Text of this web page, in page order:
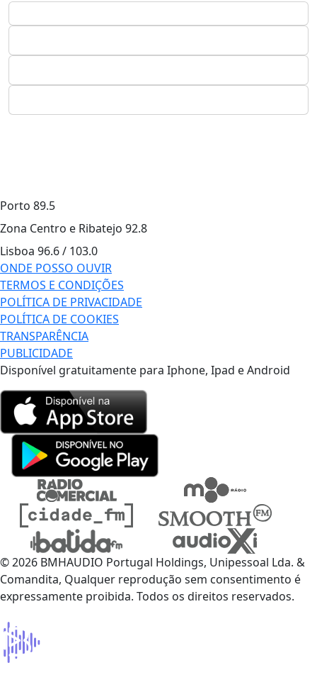
Porto 89.5
Zona Centro e Ribatejo 92.8
Lisboa 96.6 / 103.0
ONDE POSSO OUVIR
TERMOS E CONDIÇÕES
POLÍTICA DE PRIVACIDADE
POLÍTICA DE COOKIES
TRANSPARÊNCIA
PUBLICIDADE
Disponível gratuitamente para Iphone, Ipad e Android
© 2026 BMHAUDIO Portugal Holdings, Unipessoal Lda. &
Comandita, Qualquer reprodução sem consentimento é
expressamente proibida. Todos os direitos reservados.